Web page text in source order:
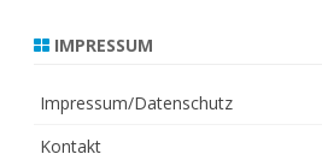
IMPRESSUM
Impressum/Datenschutz
Kontakt